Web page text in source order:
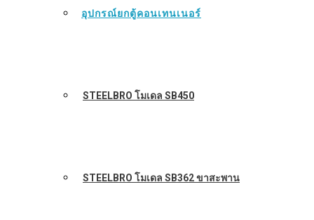
อุปกรณ์ยกตู้คอนเทนเนอร์
STEELBRO โมเดล SB450
STEELBRO โมเดล SB362 ขาสะพาน